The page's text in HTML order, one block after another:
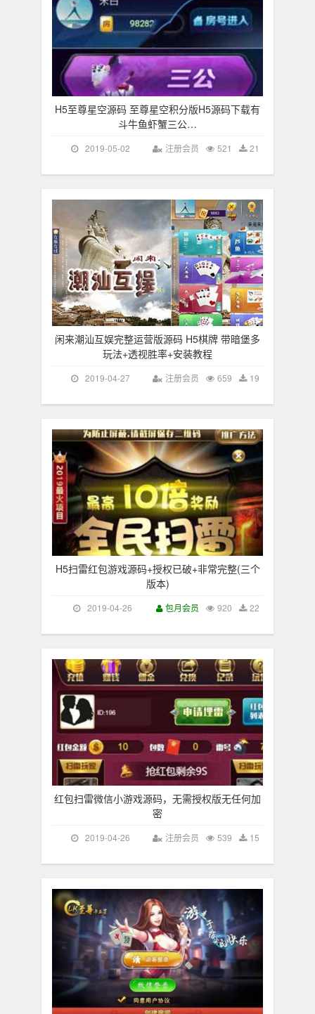
H5至尊星空源码 至尊星空积分版H5源码下载有
斗牛鱼虾蟹三公…
2019-05-02 21
521
注册会员
闲来潮汕互娱完整运营版源码 H5棋牌 带暗堡多
玩法+透视胜率+安装教程
2019-04-27 19
659
注册会员
H5扫雷红包游戏源码+授权已破+非常完整(三个
版本)
2019-04-26 22
920
包月会员
红包扫雷微信小游戏源码，无需授权版无任何加
密
2019-04-26 15
539
注册会员